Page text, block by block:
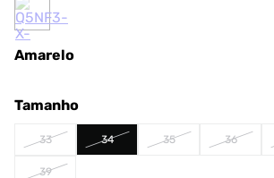
Amarelo
Tamanho
33 34 35 36
39